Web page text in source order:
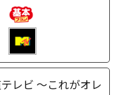
レビ ～これがオレ